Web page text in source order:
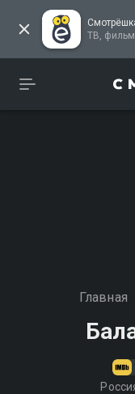
Главная